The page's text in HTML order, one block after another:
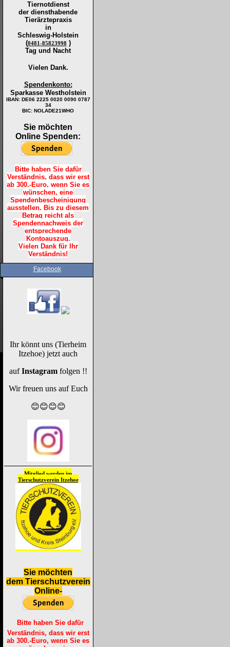
Tiernotdienst
der diensthabende
Tierärztepraxis
in
Schleswig-Holstein
(0481-85823998 )
Tag und Nacht
Vielen Dank.
Spendenkonto:
Sparkasse Westholstein
IBAN: DE06 2225 0020 0090 0787
34
BIC: NOLADE21WHO
Sie möchten
Online Spenden:
Bitte haben Sie dafür
Verständnis, dass wir erst
ab 300.-Euro, wenn Sie es
wünschen, eine
Spendenbescheinigung
ausstellen. Bis zu diesem
Betrag reicht als
Spendennachweis der
entsprechende
Kontoauszug.
Vielen Dank für Ihr
Verständnis!
Facebook
Ihr könnt uns (Tierheim
Itzehoe) jetzt auch
aufInstagramfolgen !!
Wir freuen uns auf Euch
😊😊😊😊
Mitglied werden im
Tierschutzverein Itzehoe
Sie möchten
dem Tierschutzverein
Online-
Bitte haben Sie dafür
Verständnis, dass wir erst
ab 300.-Euro, wenn Sie es